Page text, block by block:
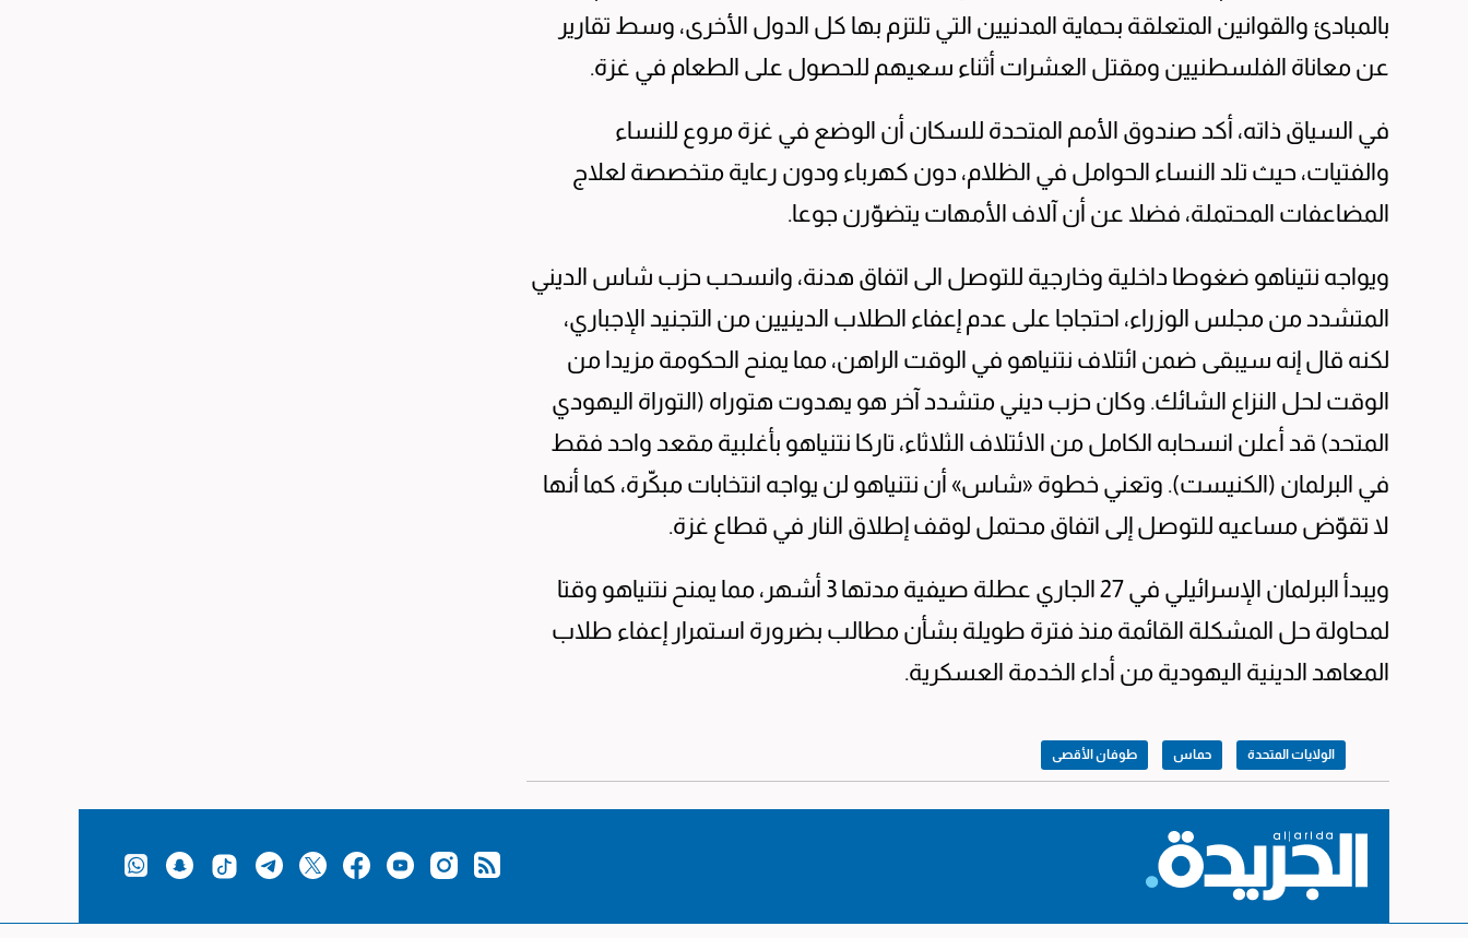
بالمبادئ والقوانين المتعلقة بحماية المدنيين التي تلتزم بها كل الدول الأخرى، وسط تقارير
عن معاناة الفلسطنيين ومقتل العشرات أثناء سعيهم للحصول على الطعام في غزة.
في السياق ذاته، أكد صندوق الأمم المتحدة للسكان أن الوضع في غزة مروع للنساء
والفتيات، حيث تلد النساء الحوامل في الظلام، دون كهرباء ودون رعاية متخصصة لعلاج
المضاعفات المحتملة، فضلا عن أن آلاف الأمهات يتضوّرن جوعا.
ويواجه نتيناهو ضغوطا داخلية وخارجية للتوصل الى اتفاق هدنة، وانسحب حزب شاس الديني
المتشدد من مجلس الوزراء، احتجاجا على عدم إعفاء الطلاب الدينيين من التجنيد الإجباري،
لكنه قال إنه سيبقى ضمن ائتلاف نتنياهو في الوقت الراهن، مما يمنح الحكومة مزيدا من
الوقت لحل النزاع الشائك. وكان حزب ديني متشدد آخر هو يهدوت هتوراه (التوراة اليهودي
المتحد) قد أعلن انسحابه الكامل من الائتلاف الثلاثاء، تاركا نتنياهو بأغلبية مقعد واحد فقط
في البرلمان (الكنيست). وتعني خطوة «شاس» أن نتنياهو لن يواجه انتخابات مبكّرة، كما أنها
لا تقوّض مساعيه للتوصل إلى اتفاق محتمل لوقف إطلاق النار في قطاع غزة.
ويبدأ البرلمان الإسرائيلي في 27 الجاري عطلة صيفية مدتها 3 أشهر، مما يمنح نتنياهو وقتا
لمحاولة حل المشكلة القائمة منذ فترة طويلة بشأن مطالب بضرورة استمرار إعفاء طلاب
المعاهد الدينية اليهودية من أداء الخدمة العسكرية.
الولايات المتحدة حماس طوفان الأقصى